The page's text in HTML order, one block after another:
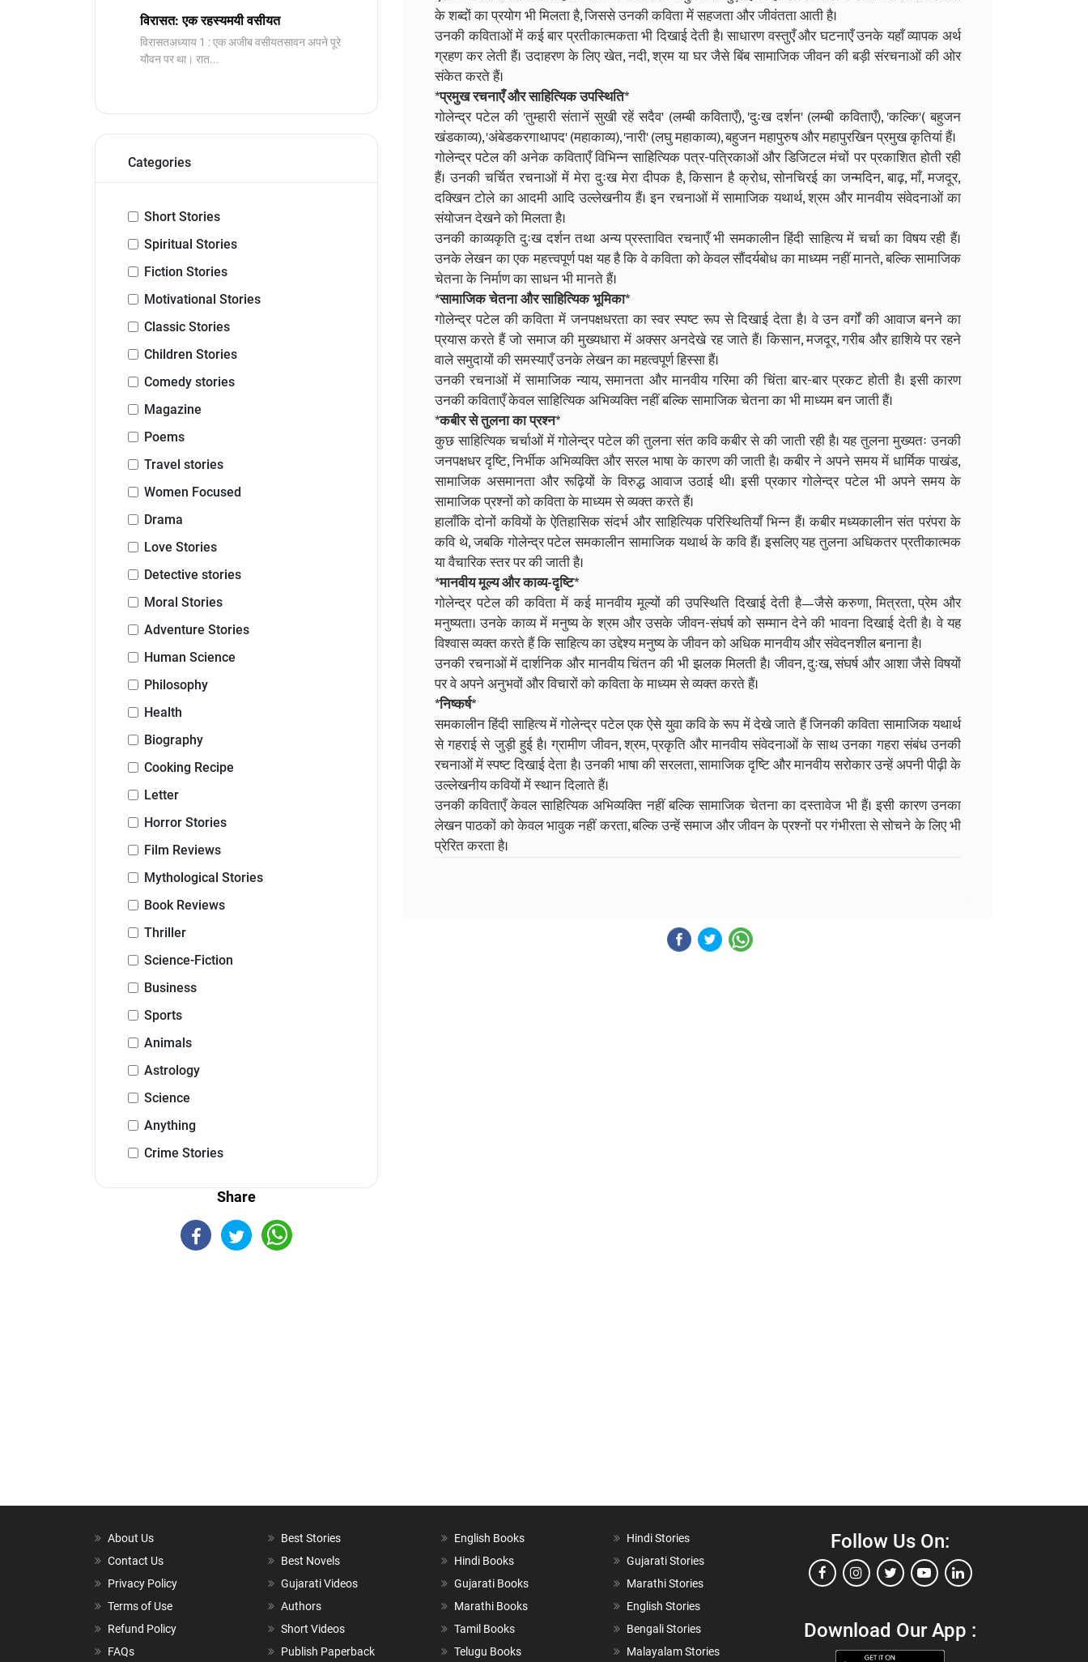
विरासत: एक रहस्यमयी वसीयत
विरासतअध्याय 1 : एक अजीब वसीयतसावन अपने पूरे
यौवन पर था। रात...
Categories
Short Stories
Spiritual Stories
Fiction Stories
Motivational Stories
Classic Stories
Children Stories
Comedy stories
Magazine
Poems
Travel stories
Women Focused
Drama
Love Stories
Detective stories
Moral Stories
Adventure Stories
Human Science
Philosophy
Health
Biography
Cooking Recipe
Letter
Horror Stories
Film Reviews
Mythological Stories
Book Reviews
Thriller
Science-Fiction
Business
Sports
Animals
Astrology
Science
Anything
Crime Stories
Share
के शब्दों का प्रयोग भी मिलता है, जिससे उनकी कविता में सहजता और जीवंतता आती है।
उनकी कविताओं में कई बार प्रतीकात्मकता भी दिखाई देती है। साधारण वस्तुएँ और घटनाएँ उनके यहाँ व्यापक अर्थ
ग्रहण कर लेती हैं। उदाहरण के लिए खेत, नदी, श्रम या घर जैसे बिंब सामाजिक जीवन की बड़ी संरचनाओं की ओर
संकेत करते हैं।
*प्रमुख रचनाएँ और साहित्यिक उपस्थिति*
गोलेन्द्र पटेल की 'तुम्हारी संतानें सुखी रहें सदैव' (लम्बी कविताएँ), 'दुःख दर्शन' (लम्बी कविताएँ), 'कल्कि'( बहुजन
खंडकाव्य), 'अंबेडकरगाथापद' (महाकाव्य), 'नारी' (लघु महाकाव्य), बहुजन महापुरुष और महापुरखिन प्रमुख कृतियां हैं।
गोलेन्द्र पटेल की अनेक कविताएँ विभिन्न साहित्यिक पत्र-पत्रिकाओं और डिजिटल मंचों पर प्रकाशित होती रही
हैं। उनकी चर्चित रचनाओं में मेरा दुःख मेरा दीपक है, किसान है क्रोध, सोनचिरई का जन्मदिन, बाढ़, माँ, मजदूर,
दक्खिन टोले का आदमी आदि उल्लेखनीय हैं। इन रचनाओं में सामाजिक यथार्थ, श्रम और मानवीय संवेदनाओं का
संयोजन देखने को मिलता है।
उनकी काव्यकृति दुःख दर्शन तथा अन्य प्रस्तावित रचनाएँ भी समकालीन हिंदी साहित्य में चर्चा का विषय रही हैं।
उनके लेखन का एक महत्त्वपूर्ण पक्ष यह है कि वे कविता को केवल सौंदर्यबोध का माध्यम नहीं मानते, बल्कि सामाजिक
चेतना के निर्माण का साधन भी मानते हैं।
*सामाजिक चेतना और साहित्यिक भूमिका*
गोलेन्द्र पटेल की कविता में जनपक्षधरता का स्वर स्पष्ट रूप से दिखाई देता है। वे उन वर्गों की आवाज बनने का
प्रयास करते हैं जो समाज की मुख्यधारा में अक्सर अनदेखे रह जाते हैं। किसान, मजदूर, गरीब और हाशिये पर रहने
वाले समुदायों की समस्याएँ उनके लेखन का महत्वपूर्ण हिस्सा हैं।
उनकी रचनाओं में सामाजिक न्याय, समानता और मानवीय गरिमा की चिंता बार-बार प्रकट होती है। इसी कारण
उनकी कविताएँ केवल साहित्यिक अभिव्यक्ति नहीं बल्कि सामाजिक चेतना का भी माध्यम बन जाती हैं।
*कबीर से तुलना का प्रश्न*
कुछ साहित्यिक चर्चाओं में गोलेन्द्र पटेल की तुलना संत कवि कबीर से की जाती रही है। यह तुलना मुख्यतः उनकी
जनपक्षधर दृष्टि, निर्भीक अभिव्यक्ति और सरल भाषा के कारण की जाती है। कबीर ने अपने समय में धार्मिक पाखंड,
सामाजिक असमानता और रूढ़ियों के विरुद्ध आवाज उठाई थी। इसी प्रकार गोलेन्द्र पटेल भी अपने समय के
सामाजिक प्रश्नों को कविता के माध्यम से व्यक्त करते हैं।
हालाँकि दोनों कवियों के ऐतिहासिक संदर्भ और साहित्यिक परिस्थितियाँ भिन्न हैं। कबीर मध्यकालीन संत परंपरा के
कवि थे, जबकि गोलेन्द्र पटेल समकालीन सामाजिक यथार्थ के कवि हैं। इसलिए यह तुलना अधिकतर प्रतीकात्मक
या वैचारिक स्तर पर की जाती है।
*मानवीय मूल्य और काव्य-दृष्टि*
गोलेन्द्र पटेल की कविता में कई मानवीय मूल्यों की उपस्थिति दिखाई देती है—जैसे करुणा, मित्रता, प्रेम और
मनुष्यता। उनके काव्य में मनुष्य के श्रम और उसके जीवन-संघर्ष को सम्मान देने की भावना दिखाई देती है। वे यह
विश्वास व्यक्त करते हैं कि साहित्य का उद्देश्य मनुष्य के जीवन को अधिक मानवीय और संवेदनशील बनाना है।
उनकी रचनाओं में दार्शनिक और मानवीय चिंतन की भी झलक मिलती है। जीवन, दुःख, संघर्ष और आशा जैसे विषयों
पर वे अपने अनुभवों और विचारों को कविता के माध्यम से व्यक्त करते हैं।
*निष्कर्ष*
समकालीन हिंदी साहित्य में गोलेन्द्र पटेल एक ऐसे युवा कवि के रूप में देखे जाते हैं जिनकी कविता सामाजिक यथार्थ
से गहराई से जुड़ी हुई है। ग्रामीण जीवन, श्रम, प्रकृति और मानवीय संवेदनाओं के साथ उनका गहरा संबंध उनकी
रचनाओं में स्पष्ट दिखाई देता है। उनकी भाषा की सरलता, सामाजिक दृष्टि और मानवीय सरोकार उन्हें अपनी पीढ़ी के
उल्लेखनीय कवियों में स्थान दिलाते हैं।
उनकी कविताएँ केवल साहित्यिक अभिव्यक्ति नहीं बल्कि सामाजिक चेतना का दस्तावेज भी हैं। इसी कारण उनका
लेखन पाठकों को केवल भावुक नहीं करता, बल्कि उन्हें समाज और जीवन के प्रश्नों पर गंभीरता से सोचने के लिए भी
प्रेरित करता है।
About Us
Contact Us
Privacy Policy
Terms of Use
Refund Policy
FAQs
Best Stories
Best Novels
Gujarati Videos
Authors
Short Videos
Publish Paperback
English Books
Hindi Books
Gujarati Books
Marathi Books
Tamil Books
Telugu Books
Hindi Stories
Gujarati Stories
Marathi Stories
English Stories
Bengali Stories
Malayalam Stories
Follow Us On:
Download Our App :